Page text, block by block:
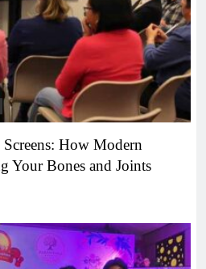
How Modern
Your Bones and Joints